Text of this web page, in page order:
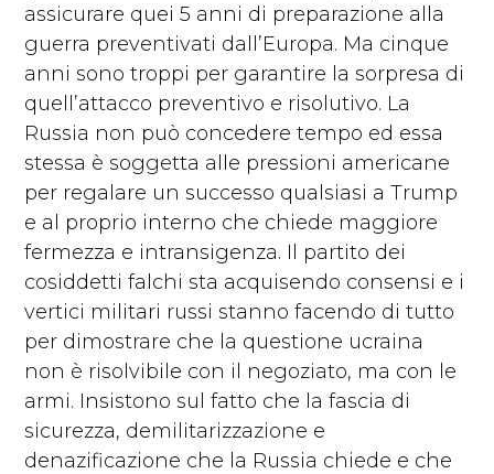
assicurare quei 5 anni di preparazione alla
guerra preventivati dall’Europa. Ma cinque
anni sono troppi per garantire la sorpresa di
quell’attacco preventivo e risolutivo. La
Russia non può concedere tempo ed essa
stessa è soggetta alle pressioni americane
per regalare un successo qualsiasi a Trump
e al proprio interno che chiede maggiore
fermezza e intransigenza. Il partito dei
cosiddetti falchi sta acquisendo consensi e i
vertici militari russi stanno facendo di tutto
per dimostrare che la questione ucraina
non è risolvibile con il negoziato, ma con le
armi. Insistono sul fatto che la fascia di
sicurezza, demilitarizzazione e
denazificazione che la Russia chiede e che